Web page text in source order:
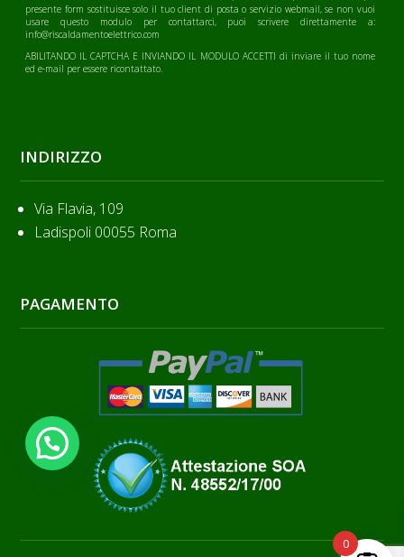
presente form sostituisce solo il tuo client di posta o servizio webmail, se non vuoi
usare questo modulo per contattarci, puoi scrivere direttamente a:
info@riscaldamentoelettrico.com
ABILITANDO IL CAPTCHA E INVIANDO IL MODULO ACCETTI di inviare il tuo nome
ed e-mail per essere ricontattato.
INDIRIZZO
Via Flavia, 109
Ladispoli 00055 Roma
PAGAMENTO
0
Hai bisogno di aiuto?